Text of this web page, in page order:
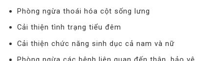
Phòng ngừa thoái hóa cột sống lưng
Cải thiện tình trạng tiểu đêm
Cải thiện chức năng sinh dục cả nam và nữ